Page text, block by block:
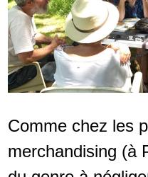
Comme chez les
merchandising (à